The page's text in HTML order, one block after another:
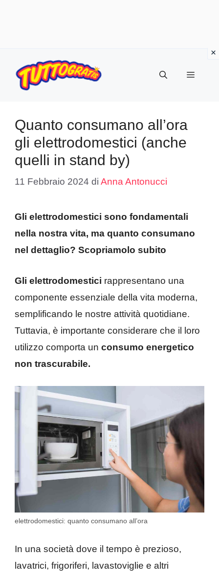
contenuto
Menu
Quanto consumano all’ora
gli elettrodomestici (anche
quelli in stand by)
11 Febbraio 2024 di Anna Antonucci
Gli elettrodomestici sono fondamentali
nella nostra vita, ma quanto consumano
nel dettaglio? Scopriamolo subito
Gli elettrodomestici rappresentano una
componente essenziale della vita moderna,
semplificando le nostre attività quotidiane.
Tuttavia, è importante considerare che il loro
utilizzo comporta un consumo energetico
non trascurabile.
elettrodomestici: quanto consumano all’ora
In una società dove il tempo è prezioso,
lavatrici, frigoriferi, lavastoviglie e altri